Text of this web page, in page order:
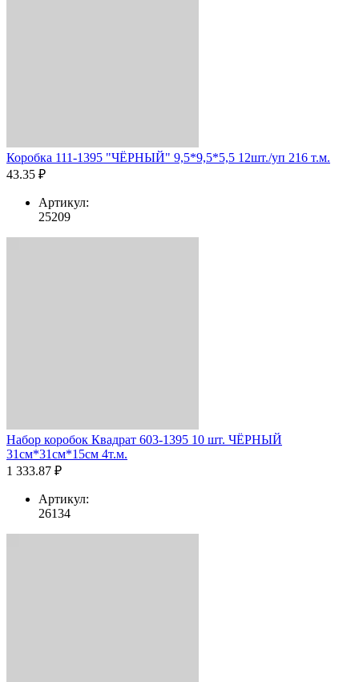
Коробка 111-1395 "ЧЁРНЫЙ" 9,5*9,5*5,5 12шт./уп 216 т.м.
43.35 ₽
Артикул:
25209
Набор коробок Квадрат 603-1395 10 шт. ЧЁРНЫЙ
31см*31см*15см 4т.м.
1 333.87 ₽
Артикул:
26134